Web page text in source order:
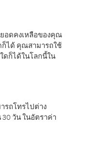
ยอดคงเหลือของคุณ
ก็ได้ คุณสามารถใช้
ดก็ได้ในโลกนี้ใน
รถโทรไปต่าง
วัน ในอัตราค่า